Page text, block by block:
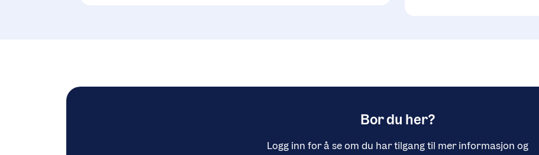
Bor du her?
Logg inn for å se om du har tilgang til mer informasjon og